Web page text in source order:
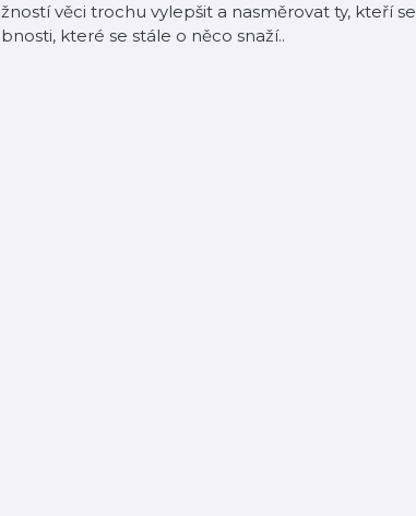
věci trochu vylepšit a nasměrovat ty, kteří se
které se stále o něco snaží..